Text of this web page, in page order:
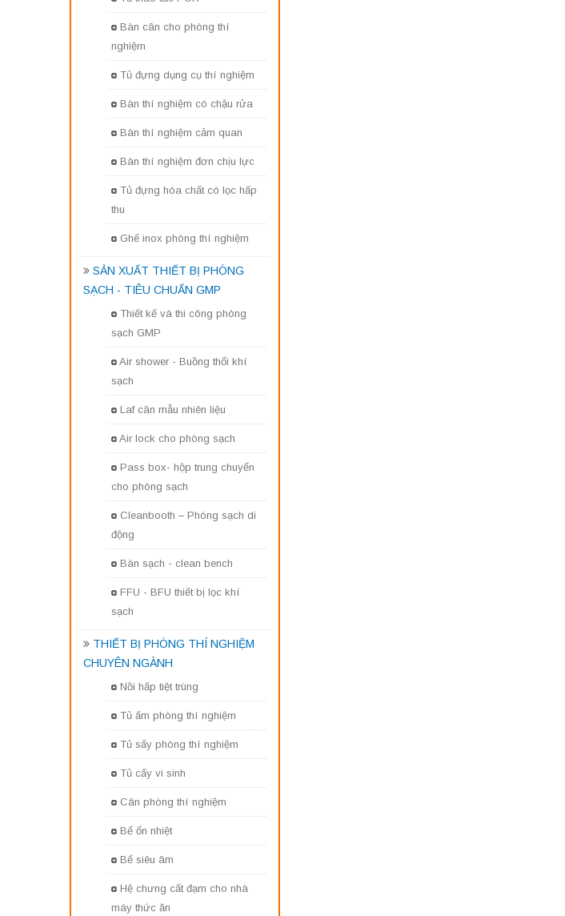
Bàn cân cho phòng thí
nghiệm
Tủ đựng dụng cụ thí nghiệm
Bàn thí nghiệm có chậu rửa
Bàn thí nghiệm cảm quan
Bàn thí nghiệm đơn chịu lực
Tủ đựng hóa chất có lọc hấp
thu
Ghế inox phòng thí nghiệm
SẢN XUẤT THIẾT BỊ PHÒNG
SẠCH - TIÊU CHUẨN GMP
Thiết kế và thi công phòng
sạch GMP
Air shower - Buồng thổi khí
sạch
Laf cân mẫu nhiên liệu
Air lock cho phòng sạch
Pass box- hộp trung chuyển
cho phòng sạch
Cleanbooth – Phòng sạch di
động
Bàn sạch - clean bench
FFU - BFU thiết bị lọc khí
sạch
THIẾT BỊ PHÒNG THÍ NGHIỆM
CHUYÊN NGÀNH
Nồi hấp tiệt trùng
Tủ ấm phòng thí nghiệm
Tủ sấy phòng thí nghiệm
Tủ cấy vi sinh
Cân phòng thí nghiệm
Bể ổn nhiệt
Bể siêu âm
Hệ chưng cất đạm cho nhà
máy thức ăn